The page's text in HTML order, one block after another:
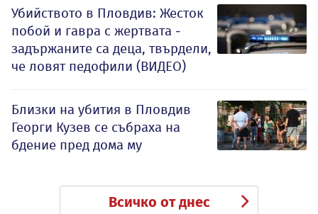
Убийството в Пловдив: Жесток
побой и гавра с жертвата -
задържаните са деца, твърдели,
че ловят педофили (ВИДЕО)
Близки на убития в Пловдив
Георги Кузев се събраха на
бдение пред дома му
Всичко от днес